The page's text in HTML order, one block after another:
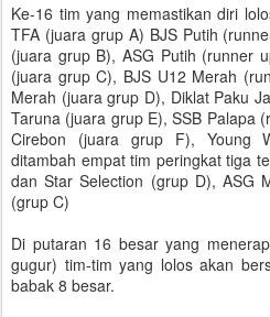
Ke-16 tim yang memastikan diri
TFA (juara grup A) BJS Putih
(juara grup B), ASG Putih (runner
(juara grup C), BJS U12 Merah
Merah (juara grup D), Diklat Paku
Taruna (juara grup E), SSB Palapa
Cirebon (juara grup F), Young
ditambah empat tim peringkat tiga
dan Star Selection (grup D), ASG
(grup C)
Di putaran 16 besar yang
gugur) tim-tim yang lolos akan
babak 8 besar.